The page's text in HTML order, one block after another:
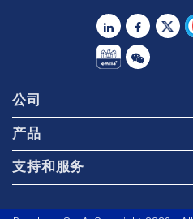
公司
产品
支持和服务